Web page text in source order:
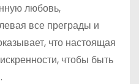
любовь,
все преграды и
что настоящая
чтобы быть